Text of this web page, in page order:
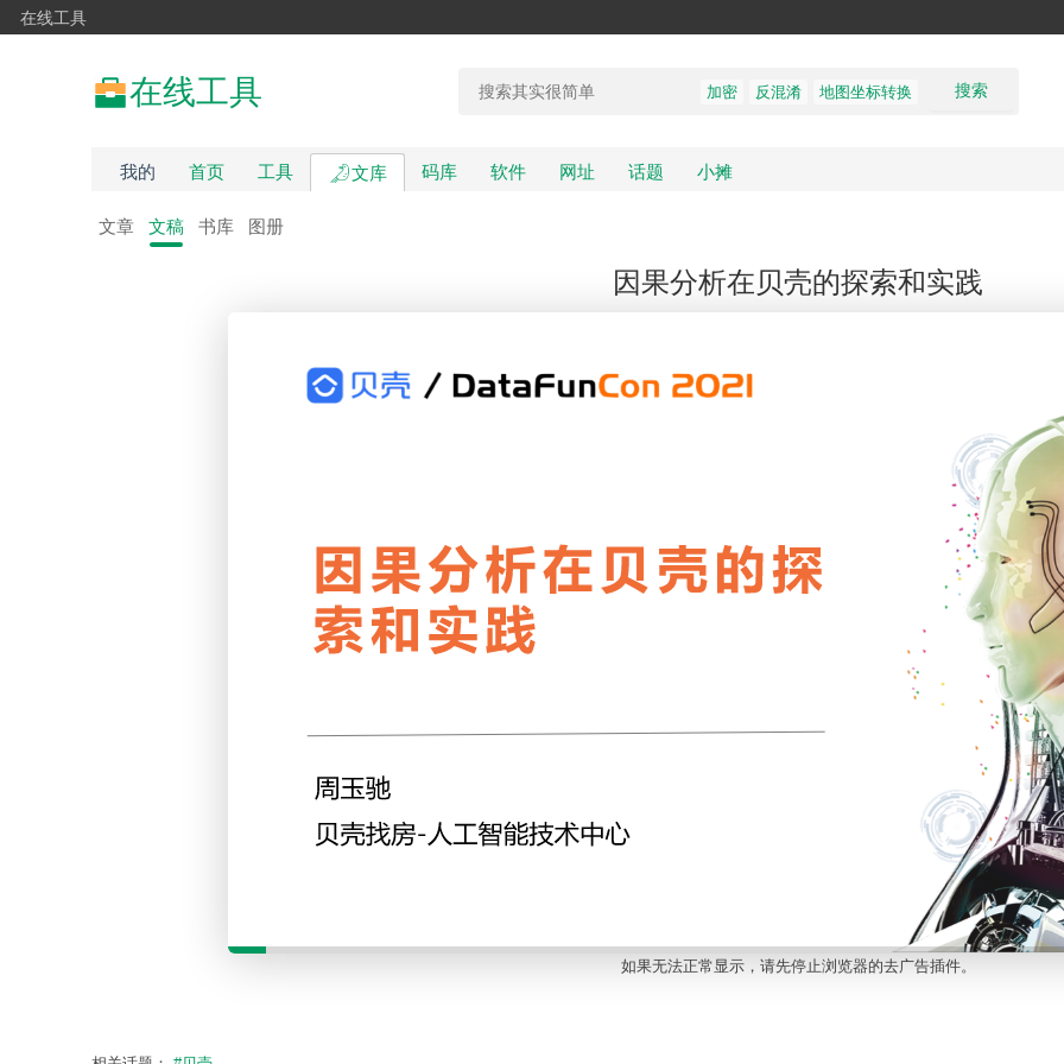
在线工具
在线工具 搜索
加密 反混淆 地图坐标转换
我的 首页 工具 文库 码库 软件 网址 话题 小摊
文章 文稿 书库 图册
因果分析在贝壳的探索和实践
如果无法正常显示，请先停止浏览器的去广告插件。